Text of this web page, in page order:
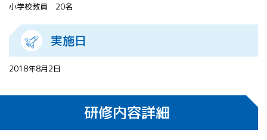
議）
ム
小学校教員 20名
実施日
2018年8月2日
研修内容詳細